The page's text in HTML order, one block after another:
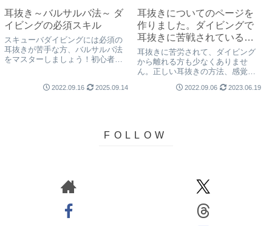
耳抜き～バルサルバ法～ ダ
イビングの必須スキル
スキューバダイビングには必須の
耳抜きが苦手な方、バルサルバ法
をマスターしましょう！初心者で
を傷めずに抜く方法をご紹介して
2022.09.16 2025.09.14
耳抜きについてのページを
作りました。ダイビングで
耳抜きに苦戦されている方
は読んでみて下さい
耳抜きに苦労されて、ダイビング
から離れる方も少なくありませ
ん。正しい耳抜きの方法、感覚や
もシュノーケリングももっと楽し
2022.09.06 2023.06.19